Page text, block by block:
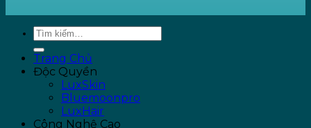
Trang Chủ
Độc Quyền
LuxSkin
Bluemoonpro
LuxHair
Công Nghệ Cao